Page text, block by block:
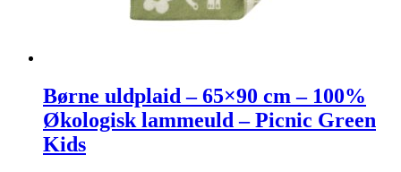
Børne uldplaid – 65×90 cm – 100%
Økologisk lammeuld – Picnic Green
Kids